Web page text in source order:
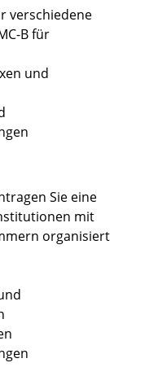
verschiedene
B für
und
Sie eine
mit
organisiert